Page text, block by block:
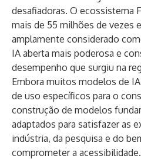
desafiadoras. O ecossistema
mais de 55 milhões de vezes
amplamente considerado
IA aberta mais poderosa e
desempenho que surgiu na
Embora muitos modelos de
de uso específicos para o
construção de modelos
adaptados para satisfazer as
indústria, da pesquisa e do
comprometer a